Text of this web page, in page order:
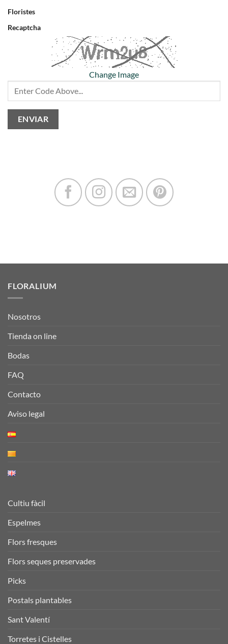
Floristes
Recaptcha
Change Image
FLORALIUM
Nosotros
Tienda on line
Bodas
FAQ
Contacto
Aviso legal
Cultiu fàcil
Espelmes
Flors fresques
Flors seques preservades
Picks
Postals plantables
Sant Valentí
Torretes i Cistelles